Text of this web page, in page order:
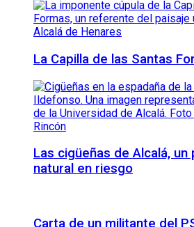
La Capilla de las Santas
Las cigüeñas de Alcalá, un
natural en riesgo
Carta de un militante del